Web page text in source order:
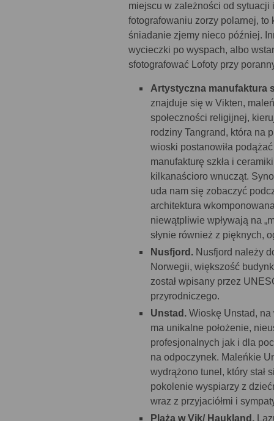
miejscu w zależności od sytuacji
fotografowaniu zorzy polarnej,
śniadanie zjemy nieco później.
wycieczki po wyspach, albo
sfotografować Lofoty przy
Artystyczna manufaktura
znajduje się w Vikten,
społeczności religijnej,
rodziny Tangrand, która na
wioski postanowiła
manufakturę szkła i
kilkanaścioro wnucząt.
uda nam się zobaczyć
architektura
niewątpliwie wpływają na
słynie również z pięknych,
Nusfjord. Nusfjord należy
Norwegii, większość
został wpisany przez
przyrodniczego.
Unstad. Wioskę Unstad, na
ma unikalne położenie,
profesjonalnych jak i dla
na odpoczynek. Maleńkie
wydrążono tunel, który stał
pokolenie wyspiarzy z
wraz z przyjaciółmi i
Plaża w Vik/ Haukland.